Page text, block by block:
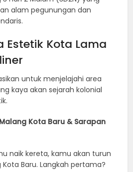
alam pegunungan dan
Estetik Kota Lama
untuk menjelajahi area
kaya akan sejarah kolonial
Kota Baru & Sarapan
naik kereta, kamu akan turun
Kota Baru. Langkah pertama?